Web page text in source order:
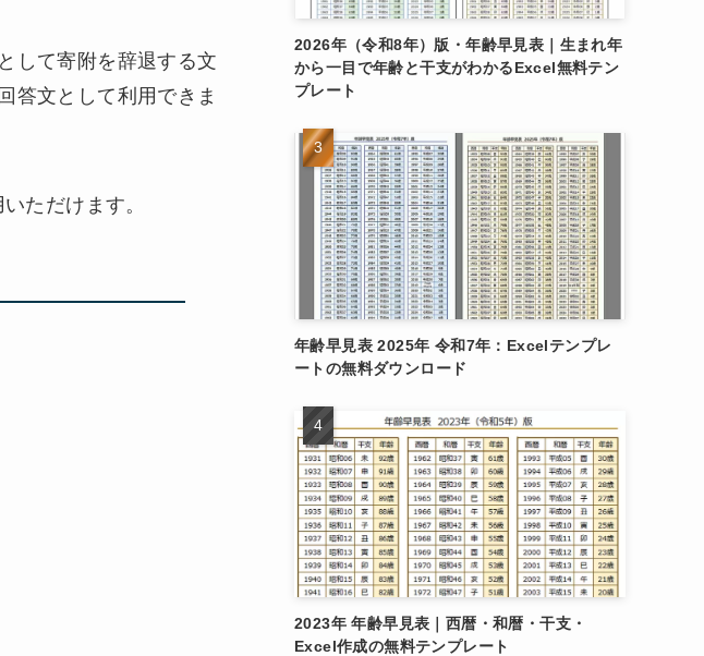
して寄附を辞退する文
答文として利用できま
ただけます。
2026年（令和8年）版・年齢早見表｜生まれ年
から一目で年齢と干支がわかるExcel無料テン
プレート
年齢早見表 2025年 令和7年：Excelテンプレ
ートの無料ダウンロード
2023年 年齢早見表｜西暦・和暦・干支・
Excel作成の無料テンプレート